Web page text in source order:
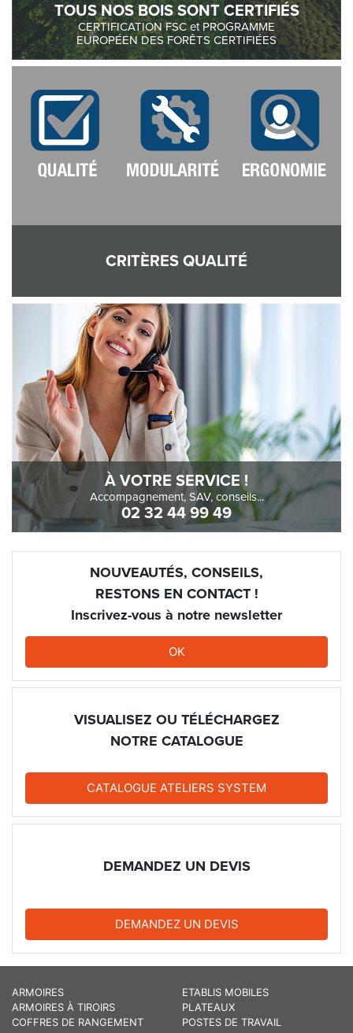
TOUS NOS BOIS SONT CERTIFIÉS
CERTIFICATION FSC et PROGRAMME
EUROPÉEN DES FORÊTS CERTIFIÉES
CRITÈRES QUALITÉ
À VOTRE SERVICE !
Accompagnement, SAV, conseils...
02 32 44 99 49
NOUVEAUTÉS, CONSEILS,
RESTONS EN CONTACT !
Inscrivez-vous à notre newsletter
OK
VISUALISEZ OU TÉLÉCHARGEZ
NOTRE CATALOGUE
CATALOGUE ATELIERS SYSTEM
DEMANDEZ UN DEVIS
DEMANDEZ UN DEVIS
ARMOIRES
ARMOIRES À TIROIRS
COFFRES DE RANGEMENT
ETABLIS MOBILES
PLATEAUX
POSTES DE TRAVAIL